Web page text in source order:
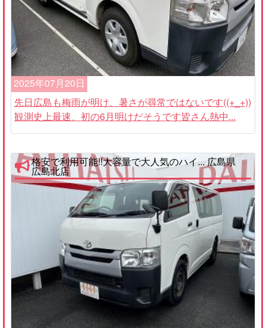
2025年07月20日
先日広島も梅雨が明け、暑さが尋常ではないです((+_+))
観測史上最速、初の6月明けだそうです皆さん熱中...
格安で利用可能!!大容量で大人気のハイ... 広島県
広島北店